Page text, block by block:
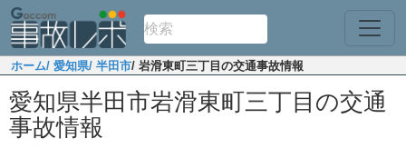
ホーム/ 愛知県/ 半田市/ 岩滑東町三丁目の交通事故情報
愛知県半田市岩滑東町三丁目の交通
事故情報